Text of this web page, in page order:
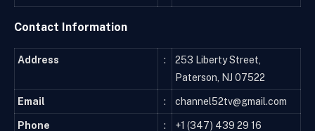
Contact Information
Address :
253 Liberty Street,
Paterson, NJ 07522
Email : channel52tv@gmail.com
Phone : +1 (347) 439 29 16